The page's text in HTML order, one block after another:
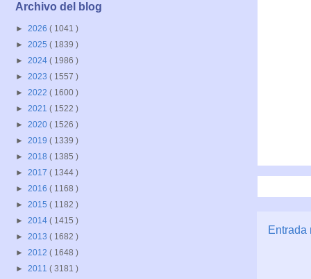
Entrada
Archivo del blog
► 2026 ( 1041 )
► 2025 ( 1839 )
► 2024 ( 1986 )
► 2023 ( 1557 )
► 2022 ( 1600 )
► 2021 ( 1522 )
► 2020 ( 1526 )
► 2019 ( 1339 )
► 2018 ( 1385 )
► 2017 ( 1344 )
► 2016 ( 1168 )
► 2015 ( 1182 )
► 2014 ( 1415 )
► 2013 ( 1682 )
► 2012 ( 1648 )
► 2011 ( 3181 )